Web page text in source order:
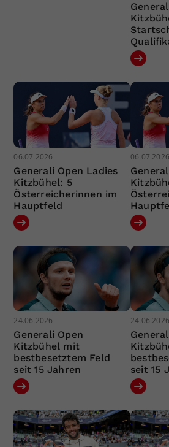
06.07.2026
Generali Open Ladies
Kitzbühel: 5
Österreicherinnen im
Hauptfeld
06.07.2026
24.06.2026
Generali Open
Kitzbühel mit
bestbesetztem Feld
seit 15 Jahren
24.06.2026
seit 15